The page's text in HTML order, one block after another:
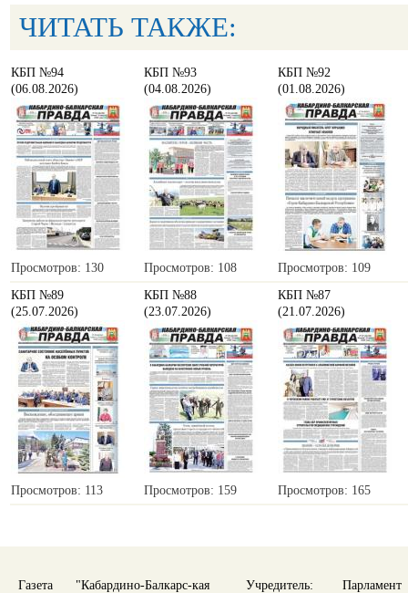
ЧИТАТЬ ТАКЖЕ:
КБП №94
(06.08.2026)
Просмотров: 130
КБП №93
(04.08.2026)
Просмотров: 108
КБП №92
(01.08.2026)
Просмотров: 109
КБП №89
(25.07.2026)
Просмотров: 113
КБП №88
(23.07.2026)
Просмотров: 159
КБП №87
(21.07.2026)
Просмотров: 165
Газета "Кабардино-Балкарс-кая
Учредитель: